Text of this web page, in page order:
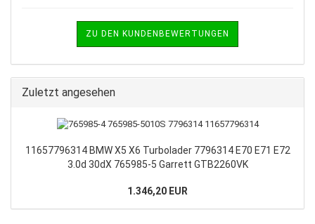
ZU DEN KUNDENBEWERTUNGEN
Zuletzt angesehen
11657796314 BMW X5 X6 Turbolader 7796314 E70 E71 E72
3.0d 30dX 765985-5 Garrett GTB2260VK
1.346,20 EUR